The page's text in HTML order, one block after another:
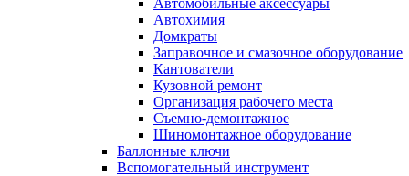
Автомобильные аксессуары
Автохимия
Домкраты
Заправочное и смазочное оборудование
Кантователи
Кузовной ремонт
Организация рабочего места
Съемно-демонтажное
Шиномонтажное оборудование
Баллонные ключи
Вспомогательный инструмент